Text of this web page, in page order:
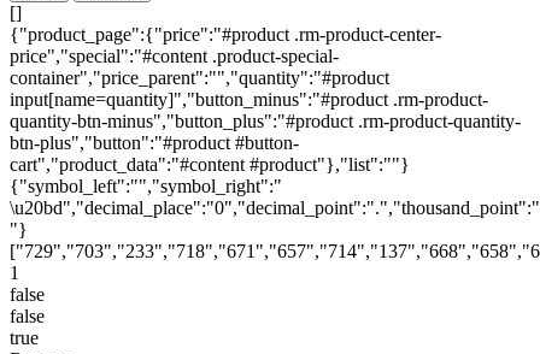
[]
{"product_page":{"price":"#product .rm-product-center-
price","special":"#content .product-special-
container","price_parent":"","quantity":"#product
input[name=quantity]","button_minus":"#product .rm-product-
quantity-btn-minus","button_plus":"#product .rm-product-quantity-
btn-plus","button":"#product #button-
cart","product_data":"#content #product"},"list":""}
{"symbol_left":"","symbol_right":"
\u20bd","decimal_place":"0","decimal_point":".","thousand_point":"
"}
1
false
false
true